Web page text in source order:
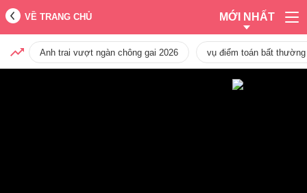
VỀ TRANG CHỦ MỚI NHẤT
Anh trai vượt ngàn chông gai 2026 vụ điểm toán bất